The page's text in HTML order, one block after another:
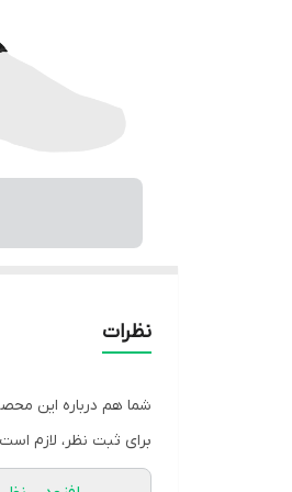
نظرات
شما هم درباره این
برای ثبت نظر، لازم